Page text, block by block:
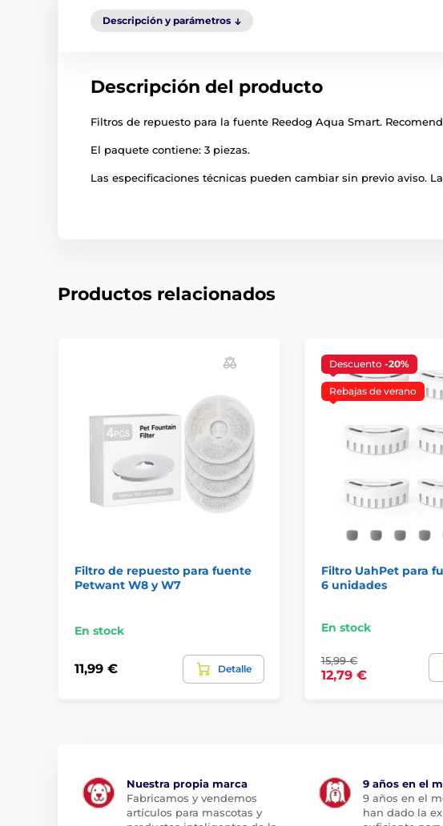
Descripción y parámetros
Descripción del producto
Filtros de repuesto para la fuente Reedog Aqua Smart.
El paquete contiene: 3 piezas.
Las especificaciones técnicas pueden cambiar sin previo aviso.
Productos relacionados
Filtro de repuesto para fuente
Petwant W8 y W7
En stock
11,99 € Detalle
Descuento -20%
Rebajas de verano
Filtro UahPet para
6 unidades
En stock
15,99 €
12,79 €
Nuestra propia marca
Fabricamos y vendemos
artículos para mascotas y
9 años en el
9 años en el
han dado la